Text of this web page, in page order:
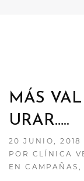
MÁS
URAR…..
20 JUNIO, 2018
POR CLÍNICA
ENCAMPAÑAS ,